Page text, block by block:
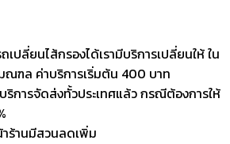
เปลี่ยนไส้กรองได้เรามีบริการเปลี่ยนให้ ใน
ณฑล ค่าบริการเริ่มต้น 400 บาท
ริการจัดส่งทั้วประเทศแล้ว กรณีต้องการให้
ร้านมีสวนลดเพิ่ม